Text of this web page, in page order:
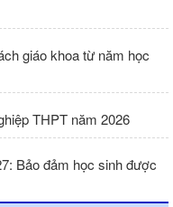
giáo khoa từ năm học
THPT năm 2026
Bảo đảm học sinh được